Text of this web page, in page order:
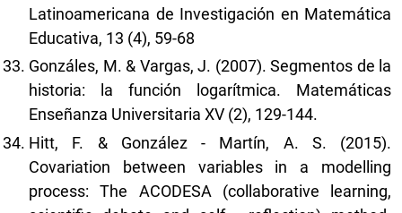
Latinoamericana de Investigación en Matemática
Educativa, 13 (4), 59-68
Gonzáles, M. & Vargas, J. (2007). Segmentos de la
historia: la función logarítmica. Matemáticas
Enseñanza Universitaria XV (2), 129-144.
Hitt, F. & González - Martín, A. S. (2015).
Covariation between variables in a modelling
process: The ACODESA (collaborative learning,